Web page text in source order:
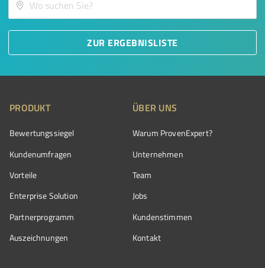
ZUR ERGEBNISLISTE
PRODUKT
Bewertungssiegel
Kundenumfragen
Vorteile
Enterprise Solution
Partnerprogramm
Auszeichnungen
ÜBER UNS
Warum ProvenExpert?
Unternehmen
Team
Jobs
Kundenstimmen
Kontakt